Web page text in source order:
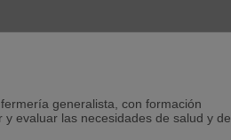
generalista, con formación
evaluar las necesidades de salud y de